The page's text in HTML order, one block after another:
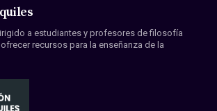
a estudiantes y profesores de filosofía
recursos para la enseñanza de la